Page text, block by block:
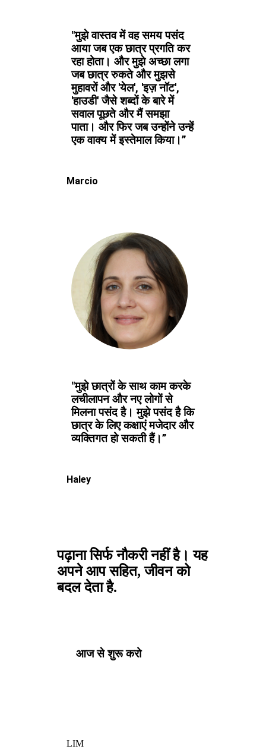
"मुझे वास्तव में वह समय पसंद
आया जब एक छात्र प्रगति कर
रहा होता। और मुझे अच्छा लगा
जब छात्र रुकते और मुझसे
मुहावरों और 'येल', 'इज़ नॉट',
'हाउडी' जैसे शब्दों के बारे में
सवाल पूछते और मैं समझा
पाता। और फिर जब उन्होंने उन्हें
एक वाक्य में इस्तेमाल किया।”
Marcio
"मुझे छात्रों के साथ काम करके
लचीलापन और नए लोगों से
मिलना पसंद है। मुझे पसंद है कि
छात्र के लिए कक्षाएं मजेदार और
व्यक्तिगत हो सकती हैं।”
Haley
पढ़ाना सिर्फ नौकरी नहीं है। यह
अपने आप सहित, जीवन को
बदल देता है.
आज से शुरू करो
LIM